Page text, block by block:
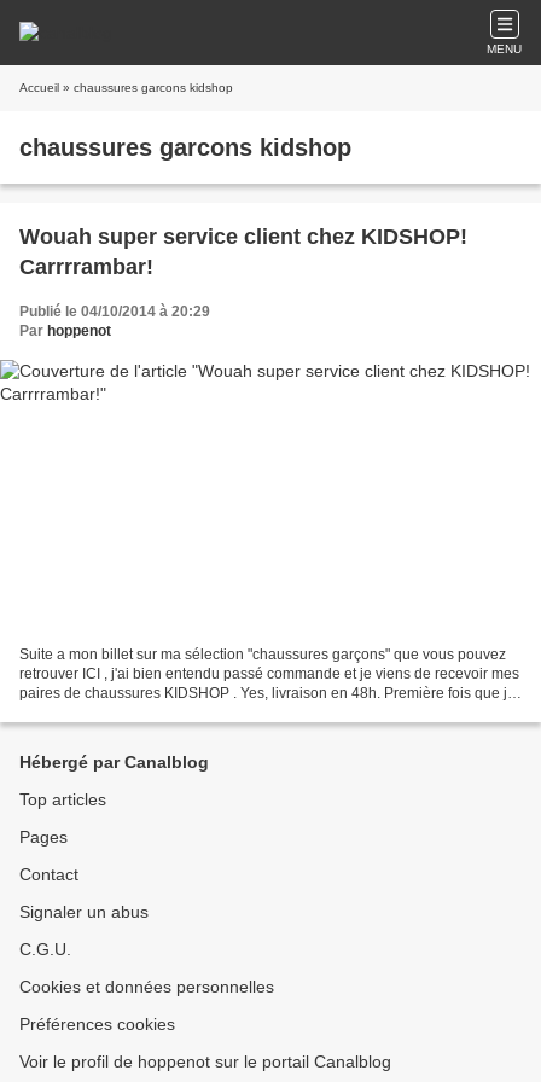
MENU
Accueil » chaussures garcons kidshop
chaussures garcons kidshop
Wouah super service client chez KIDSHOP!
Carrrrambar!
Publié le 04/10/2014 à 20:29
Par hoppenot
Suite a mon billet sur ma sélection "chaussures garçons" que vous pouvez
retrouver ICI , j'ai bien entendu passé commande et je viens de recevoir mes
paires de chaussures KIDSHOP . Yes, livraison en 48h. Première fois que je
Hébergé par Canalblog
Top articles
Pages
Contact
Signaler un abus
C.G.U.
Cookies et données personnelles
Préférences cookies
Voir le profil de hoppenot sur le portail Canalblog